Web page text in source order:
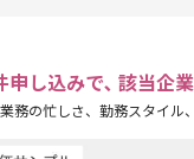
申し込みで､ 該当企
務の忙しさ、勤務スタイル